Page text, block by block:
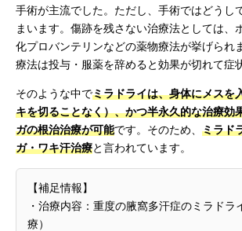
手術が主流でした。ただし、手術ではどうし
まいます。傷跡を残さない治療法としては、
化プロバンテリンなどの薬物療法が挙げられ
療法は投与・服薬を辞めると効果が切れて症
そのような中でミラドライは、身体にメスを
キを切ることなく）、かつ半永久的な治療効
ガの根治治療が可能です。そのため、 ミラド
ガ・ワキ汗治療と言われています。
【補足情報】
・治療内容：重度の腋窩多汗症のミラドラ
療）